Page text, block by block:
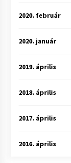
2020. február
2020. január
2019. április
2018. április
2017. április
2016. április